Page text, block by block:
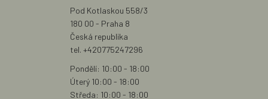
Pod Kotlaskou 558/3
180 00 - Praha 8
Česká republika
tel. +420775247296
Pondělí: 10:00 - 18:00
Úterý 10:00 - 18:00
Středa: 10:00 - 18:00